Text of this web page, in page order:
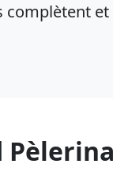
complètent